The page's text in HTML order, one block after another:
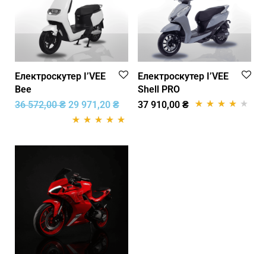
Електроскутер I’VEE
Bee
36 572,00₴ 29 971,20 ₴
покупців
Електроскутер I’VEE
Shell PRO
37 910,00 ₴